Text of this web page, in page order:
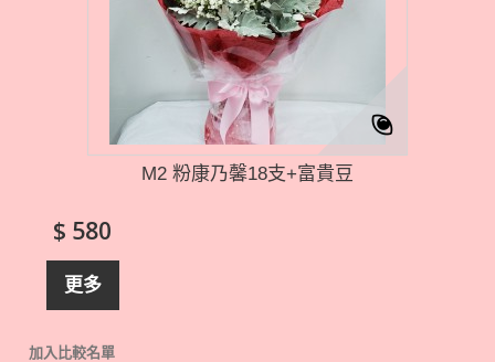
M2 粉康乃馨18支+富貴豆
$ 580
更多
加入比較名單